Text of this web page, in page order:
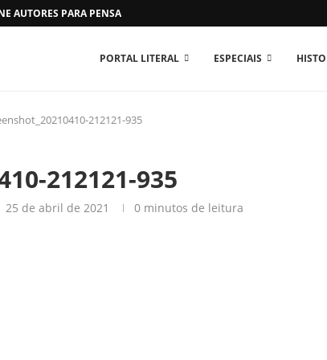
AUTORES PARA PENSAR O MUNDO...
PORTAL LITERAL ESPECIAIS
212121-935
212121-935
25 de abril de 2021 0 minutos de leitura